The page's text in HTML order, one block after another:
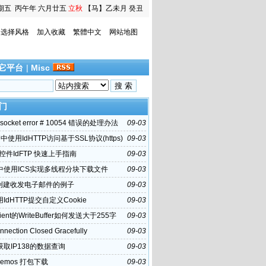
五 丙午年 六月廿五 立秋
【马】乙未月 癸丑
选择风格
加入收藏 繁體中文 网站地图
平台 | Misc
09-03
error # 10054 错误的处理办法
09-03
使用IdHTTP访问基于SSL协议(https)
09-03
件IdFTP 快速上手指南
09-03
使用ICS实现多线程分块下载文件
09-03
建收发电子邮件的例子
09-03
IdHTTP提交自定义Cookie
09-03
的WriteBuffer如何发送大于255字
09-03
Closed Gracefully
09-03
取IP138的数据查询
09-03
打包下载